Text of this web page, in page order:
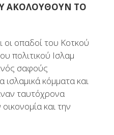
ΑΚΟΛΟΥΘΟΥΝ ΤΟ
οι οπαδοί του Κοτκού
πολιτικού Ισλαμ
σαφούς
κόμματα και
ταυτόχρονα
και την